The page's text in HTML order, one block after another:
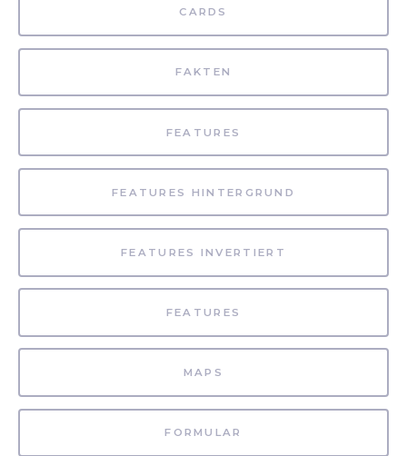
CARDS
FAKTEN
FEATURES
FEATURES HINTERGRUND
FEATURES INVERTIERT
FEATURES
MAPS
FORMULAR